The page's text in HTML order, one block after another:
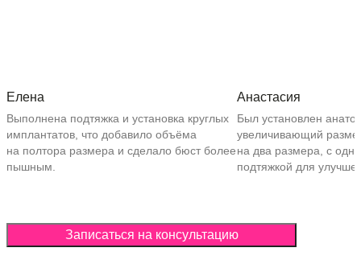
Елена
Выполнена подтяжка и установка круглых
имплантатов, что добавило объёма
на полтора размера и сделало бюст более
пышным.
Анастасия
Был установлен
увеличивающий
на два размера, с
подтяжкой для
Записаться на консультацию